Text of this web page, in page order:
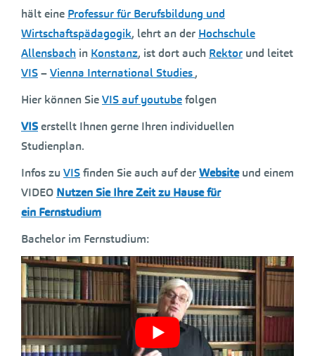
hält eine Professur für Berufsbildung und
Wirtschaftspädagogik, lehrt an der Hochschule
Allensbach in Konstanz, ist dort auch Rektor und leitet
VIS–Vienna International Studies,
Hier können SieVIS auf youtubefolgen
VISerstellt Ihnen gerne Ihren individuellen
Studienplan.
Infos zu VISfinden Sie auch auf derWebsiteund einem
VIDEO Nutzen Sie Ihre Zeit zu Hause für
ein Fernstudium
Bachelor im Fernstudium: